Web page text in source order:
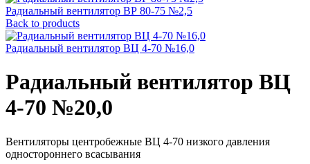
Радиальный вентилятор ВР 80-75 №2,5
Back to products
Радиальный вентилятор ВЦ 4-70 №16,0
Радиальный вентилятор ВЦ
4-70 №20,0
Вентиляторы центробежные ВЦ 4-70 низкого давления
одностороннего всасывания